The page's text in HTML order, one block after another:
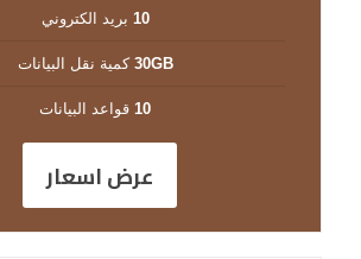
10 بريد الكتروني
30GB كمية نقل البيانات
10 قواعد البيانات
عرض اسعار